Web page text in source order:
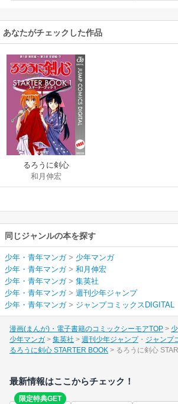
あなたがチェックした作品
るろうに剣心
STARTER BOOK
和月伸宏
同じジャンルの本を探す
少年・青年マンガ> 少年マンガ
少年・青年マンガ> 和月伸宏
少年・青年マンガ> 集英社
少年・青年マンガ> 週刊少年ジャンプ
少年・青年マンガ> ジャンプコミックスDIGITAL
漫画(まんが)・電子書籍のコミックシーモアTOP
少年マンガ
集英社 週刊少年ジャンプ
ジャンプ
るろうに剣心 STARTER BOOK
るろうに剣心
最新情報はここからチェック！
限定特典GET